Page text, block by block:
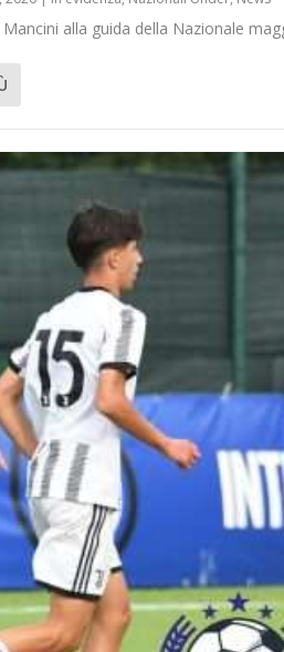
Mancini alla guida della Nazionale